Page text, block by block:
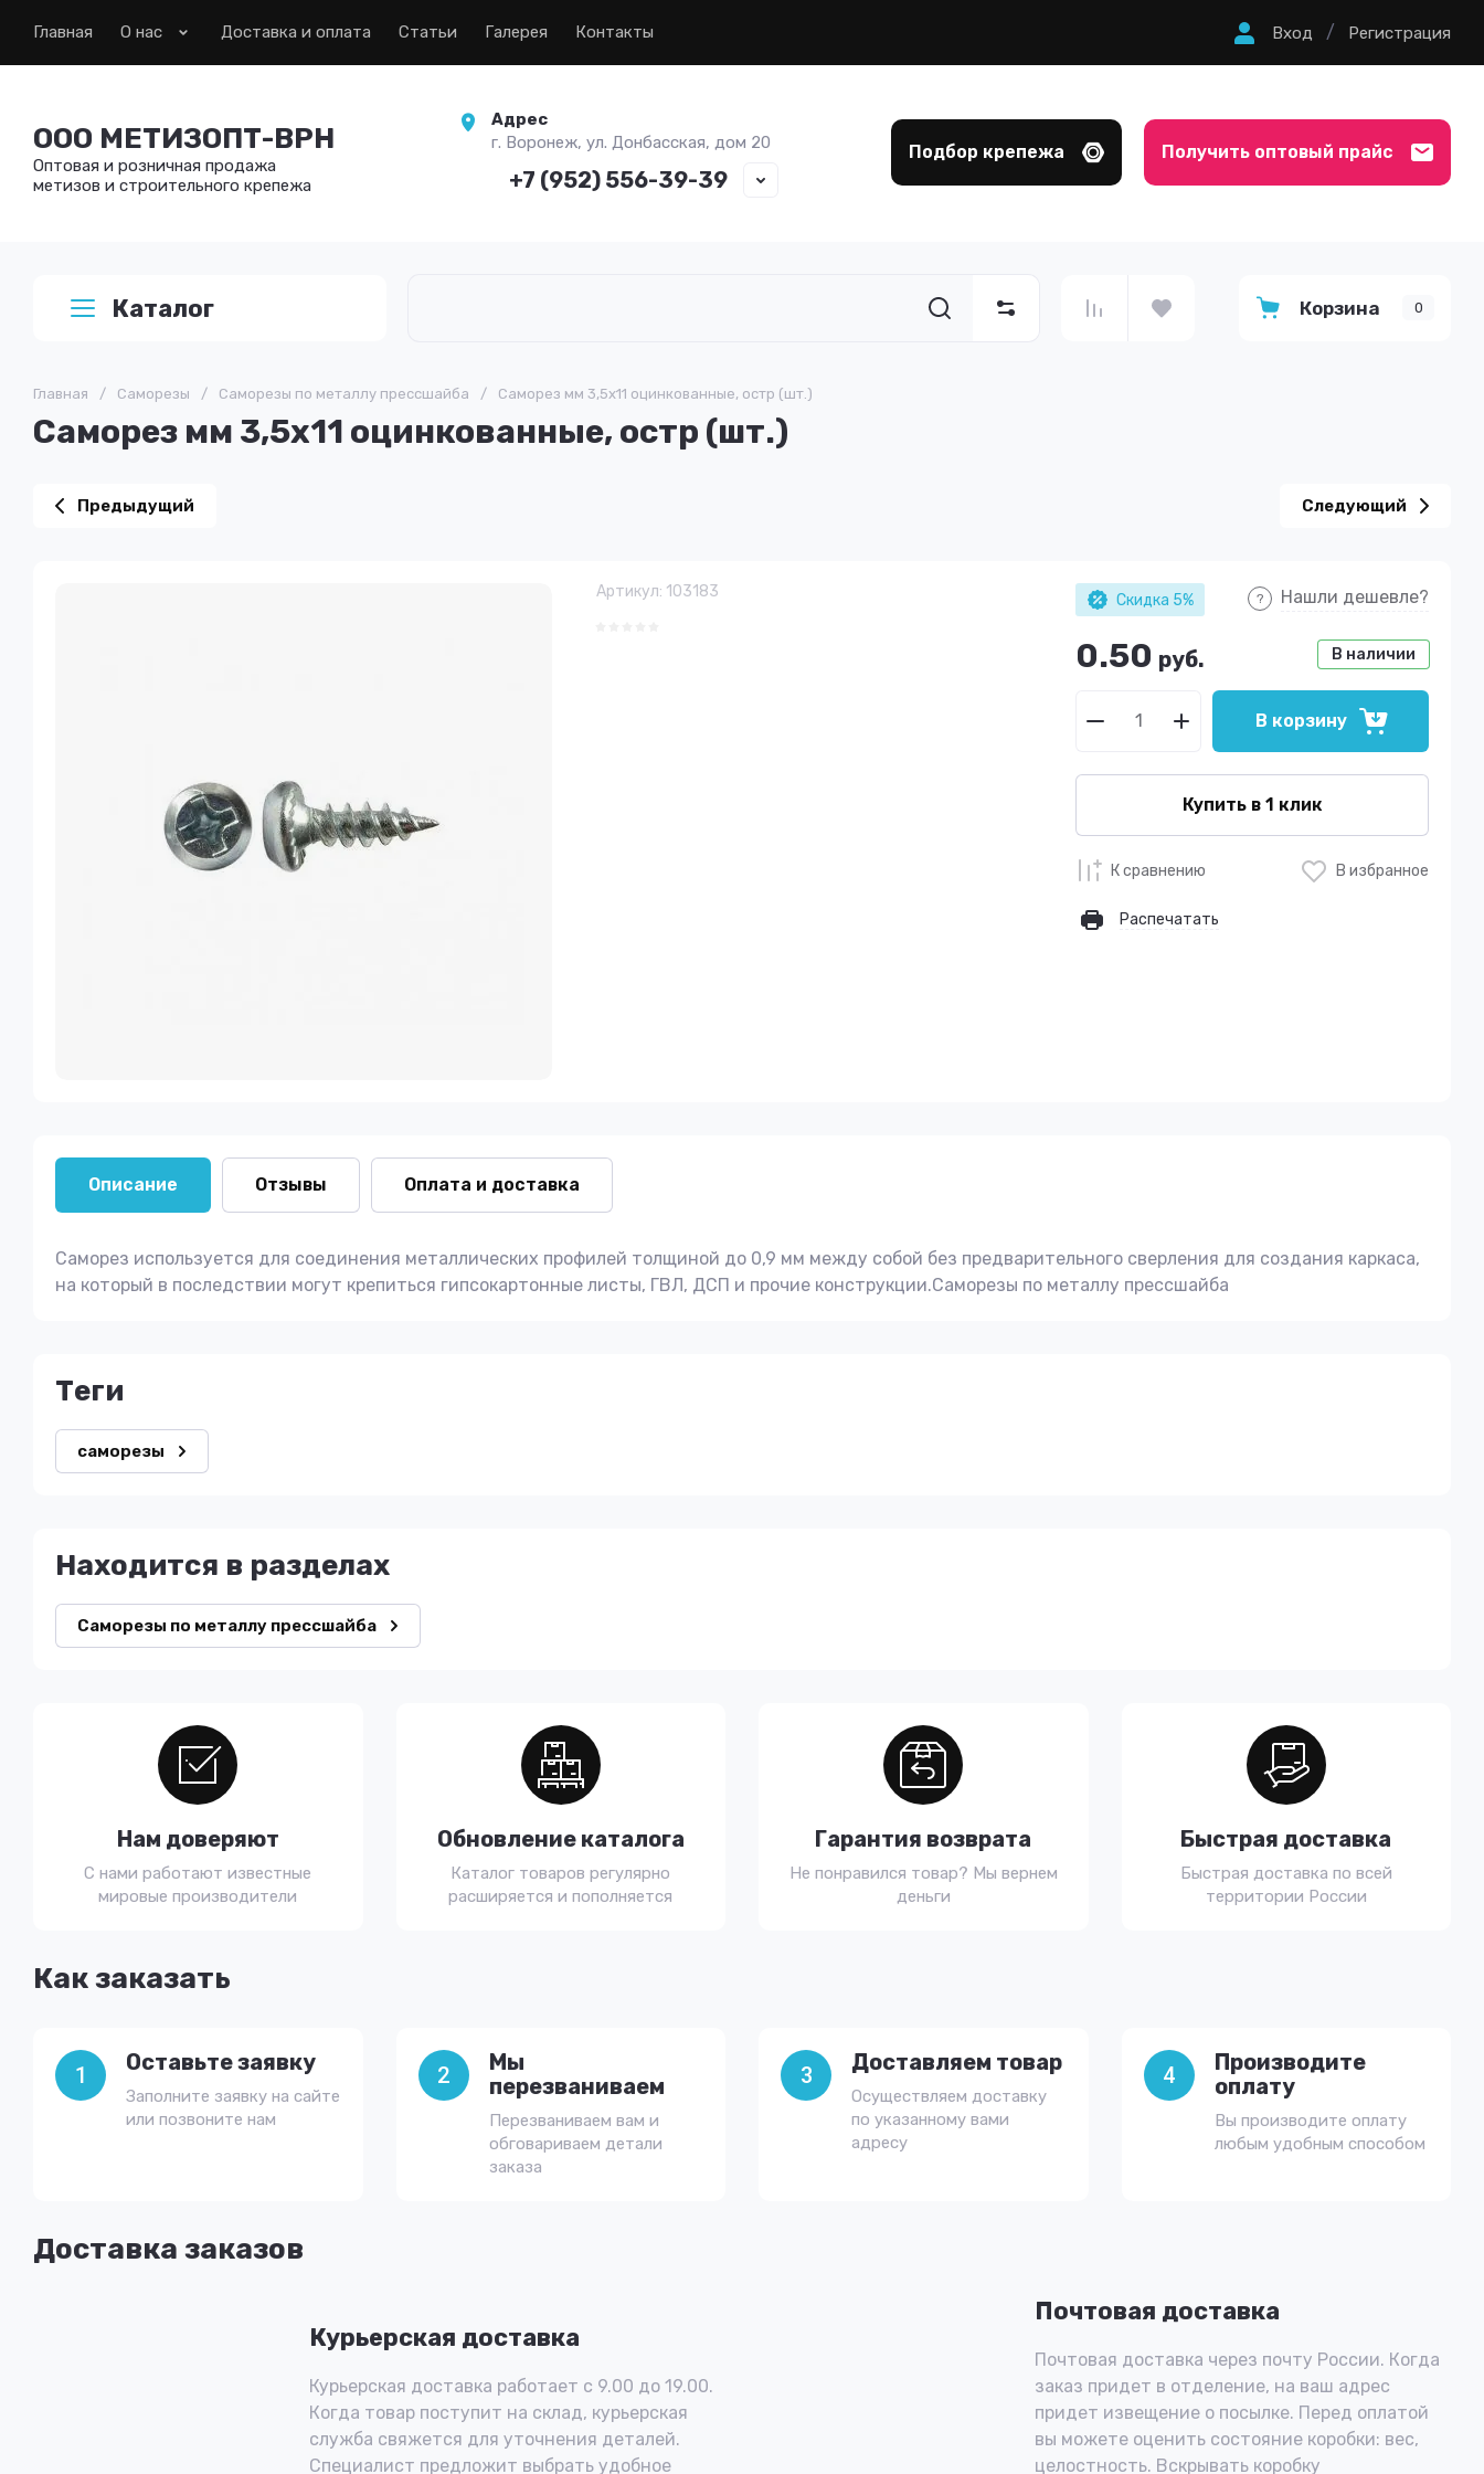
Главная О нас Доставка и оплата Статьи Галерея Контакты Вход / Регистрация
ООО МЕТИЗОПТ-ВРН
Оптовая и розничная продажа
метизов и строительного крепежа
Адрес
г. Воронеж, ул. Донбасская, дом 20
+7 (952) 556-39-39
Подбор крепежа Получить оптовый прайс
Каталог Корзина 0
Главная / Саморезы / Саморезы по металлу прессшайба / Саморез мм 3,5х11 оцинкованные, остр (шт.)
Саморез мм 3,5х11 оцинкованные, остр (шт.)
Предыдущий Следующий
Артикул: 103183 Скидка 5% Нашли дешевле?
В наличии
0.50 руб.
В корзину
Купить в 1 клик
К сравнению В избранное
Распечатать
Описание Отзывы Оплата и доставка
Саморез используется для соединения металлических профилей толщиной до 0,9 мм между собой без предварительного сверления для создания каркаса,
на который в последствии могут крепиться гипсокартонные листы, ГВЛ, ДСП и прочие конструкции.Саморезы по металлу прессшайба
теги
саморезы
Находится в разделах
Саморезы по металлу прессшайба
Доставка заказов
Курьерская доставка
Курьерская доставка работает с 9.00 до 19.00.
Когда товар поступит на склад, курьерская
служба свяжется для уточнения деталей.
Специалист предложит выбрать удобное
Почтовая доставка
Почтовая доставка через почту России. Когда
заказ придет в отделение, на ваш адрес
придет извещение о посылке. Перед оплатой
вы можете оценить состояние коробки: вес,
целостность. Вскрывать коробку
Как заказать
1 Оставьте заявку
Заполните заявку на сайте
или позвоните нам
2
Мы
перезваниваем
Перезваниваем вам и
обговариваем детали
заказа
3 Доставляем товар
Осуществляем доставку
по указанному вами
адресу
4
Производите
оплату
Вы производите оплату
любым удобным способом
Нам доверяют
С нами работают известные
мировые производители
Обновление каталога
Каталог товаров регулярно
расширяется и пополняется
Гарантия возврата
Не понравился товар? Мы вернем
деньги
Быстрая доставка
Быстрая доставка по всей
территории России